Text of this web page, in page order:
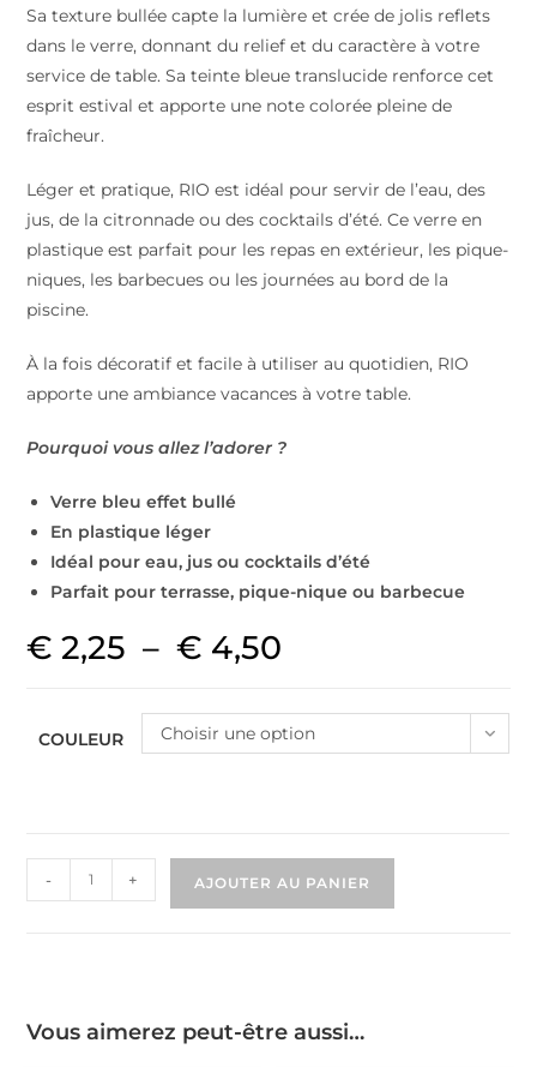
Sa texture bullée capte la lumière et crée de jolis reflets
dans le verre, donnant du relief et du caractère à votre
service de table. Sa teinte bleue translucide renforce cet
esprit estival et apporte une note colorée pleine de
fraîcheur.
Léger et pratique, RIO est idéal pour servir de l’eau, des
jus, de la citronnade ou des cocktails d’été. Ce verre en
plastique est parfait pour les repas en extérieur, les pique-
niques, les barbecues ou les journées au bord de la
piscine.
À la fois décoratif et facile à utiliser au quotidien, RIO
apporte une ambiance vacances à votre table.
Pourquoi vous allez l’adorer ?
Verre bleu effet bullé
En plastique léger
Idéal pour eau, jus ou cocktails d’été
Parfait pour terrasse, pique-nique ou barbecue
€ 2,25 – € 4,50
COULEUR Choisir une option
- + AJOUTER AU PANIER
Vous aimerez peut-être aussi…